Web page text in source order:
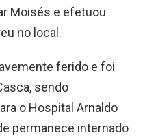
Moisés e efetuou
no local.
ferido e foi
sendo
o Hospital Arnaldo
permanece internado